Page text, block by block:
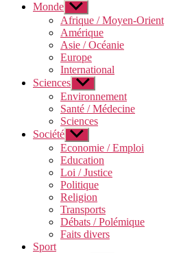
Monde Afficher
le
sous-
menu
Afrique / Moyen-Orient
Amérique
Asie / Océanie
Europe
International
Sciences Afficher
le
sous-
menu
Environnement
Santé / Médecine
Sciences
Société Afficher
le
sous-
menu
Economie / Emploi
Education
Loi / Justice
Politique
Religion
Transports
Débats / Polémique
Faits divers
Sport